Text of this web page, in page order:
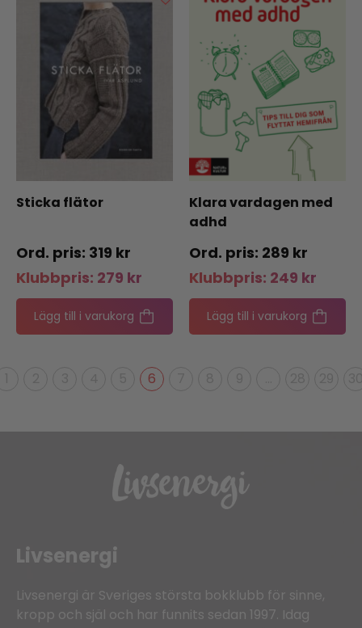
Sticka flätor
319 kr
Klubbpris: 279 kr
Lägg till i varukorg
Klara vardagen med
adhd
289 kr
Klubbpris: 249 kr
Lägg till i varukorg
6
Livsenergi
Livsenergi är Sveriges största bokklubb för sinne,
kropp och själ och har funnits sedan 1997. Idag